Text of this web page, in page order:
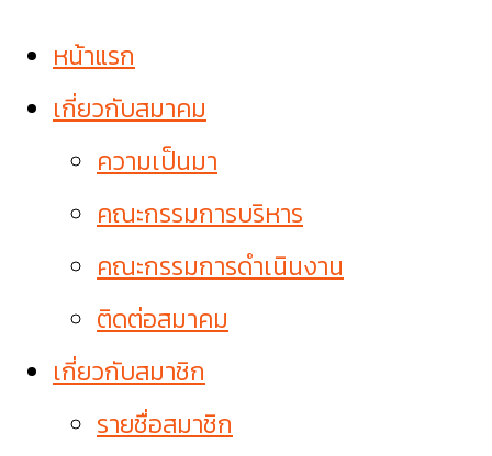
หน้าแรก
เกี่ยวกับสมาคม
ความเป็นมา
คณะกรรมการบริหาร
คณะกรรมการดำเนินงาน
ติดต่อสมาคม
เกี่ยวกับสมาชิก
รายชื่อสมาชิก